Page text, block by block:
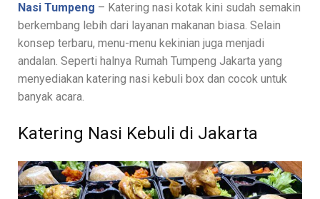
Nasi Tumpeng – Katering nasi kotak kini sudah semakin
berkembang lebih dari layanan makanan biasa. Selain
konsep terbaru, menu-menu kekinian juga menjadi
andalan. Seperti halnya Rumah Tumpeng Jakarta yang
menyediakan katering nasi kebuli box dan cocok untuk
banyak acara.
Katering Nasi Kebuli di Jakarta